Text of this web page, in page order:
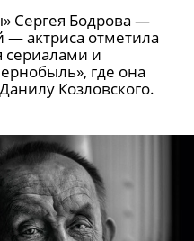
Сергея Бодрова —
актриса отметила
сериалами и
где она
Козловского.